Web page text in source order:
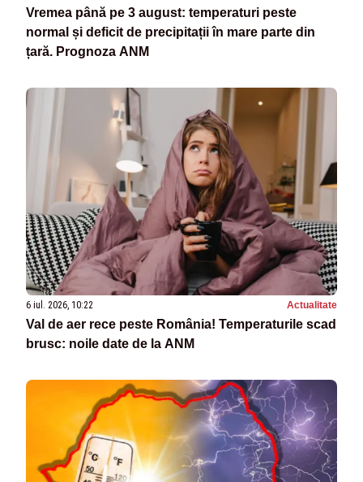
Vremea până pe 3 august: temperaturi peste
normal și deficit de precipitații în mare parte din
țară. Prognoza ANM
6 iul. 2026, 10:22 Actualitate
Val de aer rece peste România! Temperaturile scad
brusc: noile date de la ANM